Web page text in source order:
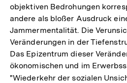
objektiven Bedrohungen
andere als bloßer Ausdruck
Jammermentalität. Die
Veränderungen in der
Das Epizentrum dieser
ökonomischen und im
"Wiederkehr der sozialen